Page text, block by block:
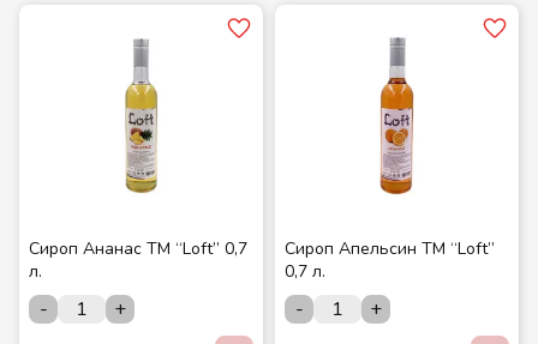
Сироп Ананас ТМ “Loft” 0,7
л.
-
+
Сироп Апельсин ТМ “Loft”
0,7 л.
-
+